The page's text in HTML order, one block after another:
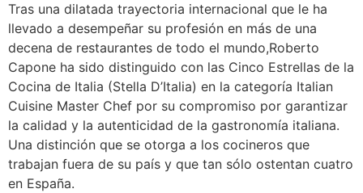
Tras una dilatada trayectoria internacional que le ha
llevado a desempeñar su profesión en más de una
decena de restaurantes de todo el mundo,Roberto
Capone ha sido distinguido con las Cinco Estrellas de la
Cocina de Italia (Stella D’Italia) en la categoría Italian
Cuisine Master Chef por su compromiso por garantizar
la calidad y la autenticidad de la gastronomía italiana.
Una distinción que se otorga a los cocineros que
trabajan fuera de su país y que tan sólo ostentan cuatro
en España.